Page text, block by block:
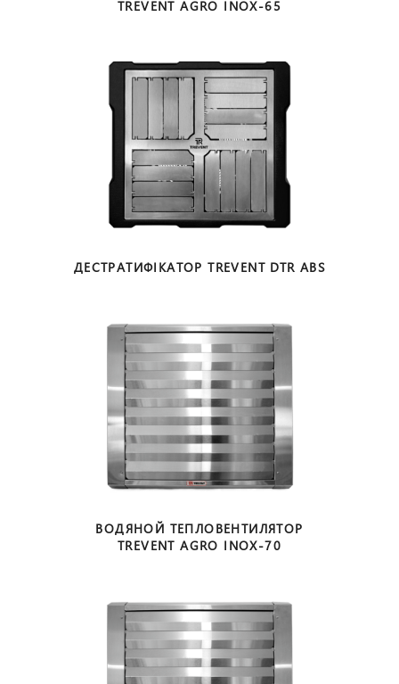
TREVENT AGRO INOX-65
ДЕСТРАТИФІКАТОРTREVENT DTR ABS
ВОДЯНОЙ ТЕПЛОВЕНТИЛЯТОР
TREVENT AGRO INOX-70